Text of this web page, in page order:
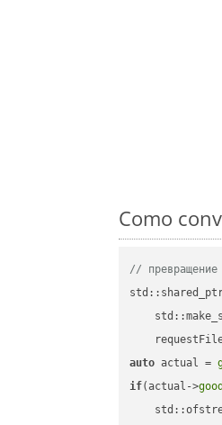
Como
// превращение
auto actual =
if(actual->good